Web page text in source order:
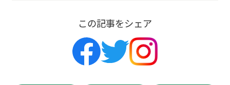
この記事をシェア